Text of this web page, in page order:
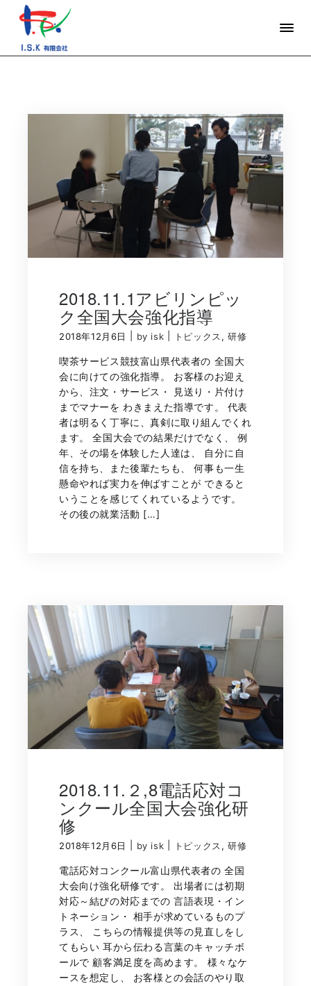
2018.11.1アビリンピッ
ク全国大会強化指導
2018年12月6日 by isk トピックス,研修
喫茶サービス競技富山県代表者の 全国大
会に向けての強化指導。 お客様のお迎え
から、注文・サービス・ 見送り・片付け
までマナーを わきまえた指導です。 代表
者は明るく丁寧に、真剣に取り組んでくれ
ます。 全国大会での結果だけでなく、 例
年、その場を体験した人達は、 自分に自
信を持ち、また後輩たちも、 何事も一生
懸命やれば実力を伸ばすことが できると
いうことを感じてくれているようです。
その後の就業活動 […]
2018.11.２,8電話応対コ
ンクール全国大会強化研
修
2018年12月6日 by isk トピックス,研修
電話応対コンクール富山県代表者の 全国
大会向け強化研修です。 出場者には初期
対応～結びの対応までの 言語表現・イン
トネーション・ 相手が求めているものプ
ラス、 こちらの情報提供等の見直しをし
てもらい 耳から伝わる言葉のキャッチボ
ールで 顧客満足度を高めます。 様々なケ
ースを想定し、 お客様との会話のやり取